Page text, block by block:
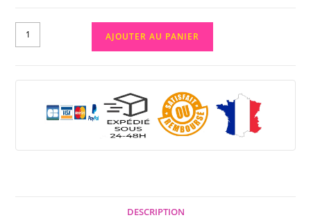
AJOUTER AU PANIER
DESCRIPTION